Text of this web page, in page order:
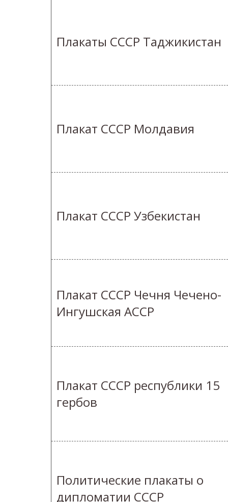
Плакаты СССР Таджикистан
Плакат СССР Молдавия
Плакат СССР Узбекистан
Плакат СССР Чечня Чечено-
Ингушская АССР
Плакат СССР республики 15
гербов
Политические плакаты о
дипломатии СССР